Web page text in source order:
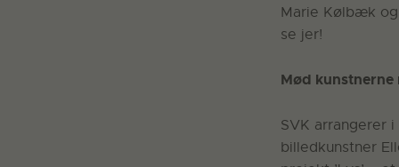
Marie Kølbæk
se jer!
Mød
SVK arrangerer
billedkunstner